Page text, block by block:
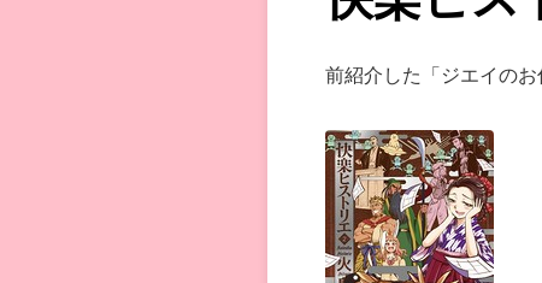
前紹介した「ジエイの